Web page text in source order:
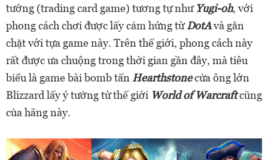
tướng (trading card game) tương tự nhưYugi-oh, với
phong cách chơi được lấy cảm hứng từDotAvà gắn
chặt với tựa game này. Trên thế giới, phong cách này
rất được ưa chuộng trong thời gian gần đây, mà tiêu
biểu là game bài bomb tấn Hearthstonecửa ông lớn
Blizzard lấy ý tưởng từ thế giới World of Warcraftcũng
của hãng này.